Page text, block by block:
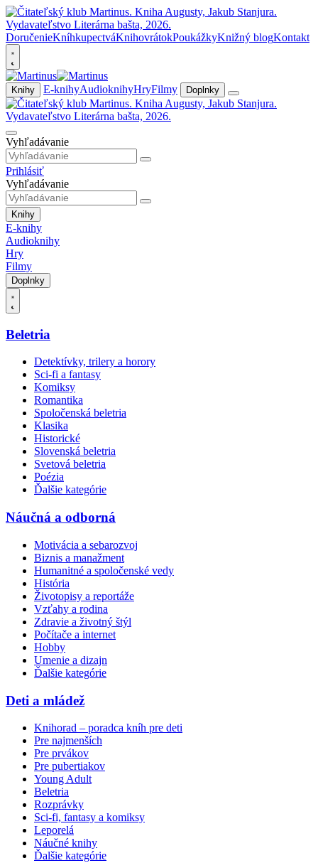
DoručenieKníhkupectváKnihovrátokPoukážkyKnižný blogKontakt
Knihy E-knihyAudioknihyHryFilmy Doplnky
Vyhľadávanie
Prihlásiť
Vyhľadávanie
Knihy
E-knihy
Audioknihy
Hry
Filmy
Doplnky
Beletria
Detektívky, trilery a horory
Sci-fi a fantasy
Komiksy
Romantika
Spoločenská beletria
Klasika
Historické
Slovenská beletria
Svetová beletria
Poézia
Ďalšie kategórie
Náučná a odborná
Motivácia a sebarozvoj
Biznis a manažment
Humanitné a spoločenské vedy
História
Životopisy a reportáže
Vzťahy a rodina
Zdravie a životný štýl
Počítače a internet
Hobby
Umenie a dizajn
Ďalšie kategórie
Deti a mládež
Knihorad – poradca kníh pre deti
Pre najmenších
Pre prvákov
Pre pubertiakov
Young Adult
Beletria
Rozprávky
Sci-fi, fantasy a komiksy
Leporelá
Náučné knihy
Ďalšie kategórie